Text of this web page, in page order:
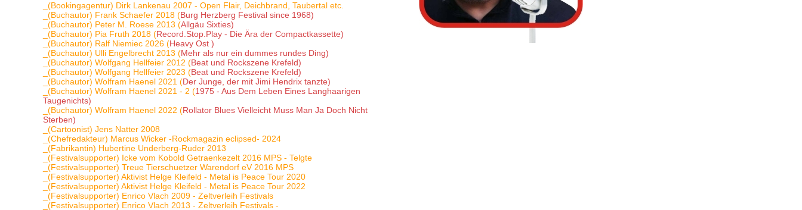
_(Bookingagentur) Dirk Lankenau 2007 - Open Flair, Deichbrand, Taubertal etc.
_(Buchautor) Frank Schaefer 2018 (Burg Herzberg Festival since 1968)
_(Buchautor) Peter M. Roese 2013 (Allgäu Sixties)
_(Buchautor) Pia Fruth 2018 (Record.Stop.Play - Die Ära der Compactkassette)
_(Buchautor) Ralf Niemiec 2026 (Heavy Ost )
_(Buchautor) Ulli Engelbrecht 2013 (Mehr als nur ein dummes rundes Ding)
_(Buchautor) Wolfgang Hellfeier 2012 (Beat und Rockszene Krefeld)
_(Buchautor) Wolfgang Hellfeier 2023 (Beat und Rockszene Krefeld)
_(Buchautor) Wolfram Haenel 2021 (Der Junge, der mit Jimi Hendrix tanzte)
_(Buchautor) Wolfram Haenel 2021 - 2 (1975 - Aus Dem Leben Eines Langhaarigen
Taugenichts)
_(Buchautor) Wolfram Haenel 2022 (Rollator Blues Vielleicht Muss Man Ja Doch Nicht
Sterben)
_(Cartoonist) Jens Natter 2008
_(Chefredakteur) Marcus Wicker -Rockmagazin eclipsed- 2024
_(Fabrikantin) Hubertine Underberg-Ruder 2013
_(Festivalsupporter) Icke vom Kobold Getraenkezelt 2016 MPS - Telgte
_(Festivalsupporter) Treue Tierschuetzer Warendorf eV 2016 MPS
_(Festivalsupporter) Aktivist Helge Kleifeld - Metal is Peace Tour 2020
_(Festivalsupporter) Aktivist Helge Kleifeld - Metal is Peace Tour 2022
_(Festivalsupporter) Enrico Vlach 2009 - Zeltverleih Festivals
_(Festivalsupporter) Enrico Vlach 2013 - Zeltverleih Festivals -